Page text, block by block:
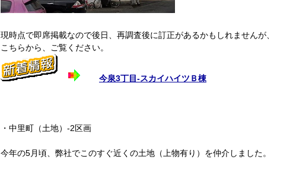
現時点で即席掲載なので後日、再調査後に訂正があるかもしれませんが、
こちらから、ご覧ください。
今泉3丁目‐スカイハイツＢ棟
・中里町（土地）‐2区画
今年の5月頃、弊社でこのすぐ近くの土地（上物有り）を仲介しました。